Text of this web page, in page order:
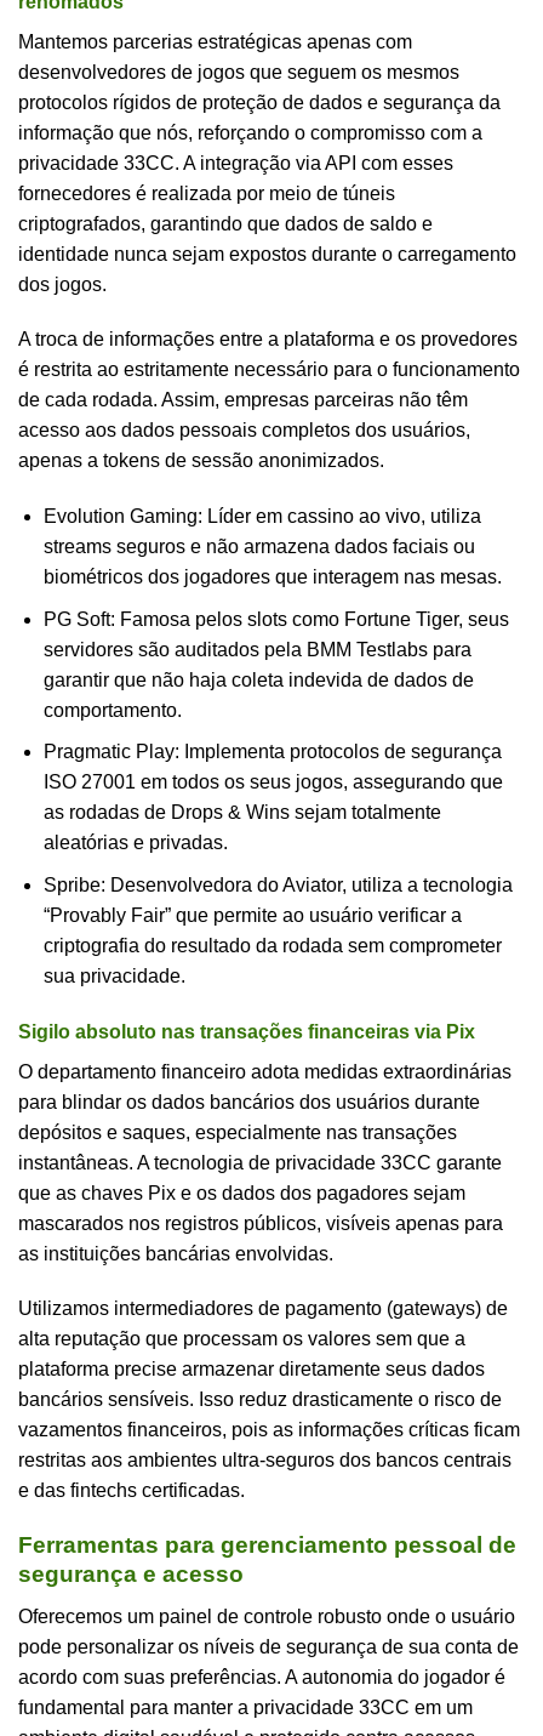
Mantemos parcerias estratégicas apenas com
desenvolvedores de jogos que seguem os mesmos
protocolos rígidos de proteção de dados e segurança da
informação que nós, reforçando o compromisso com a
privacidade 33CC. A integração via API com esses
fornecedores é realizada por meio de túneis
criptografados, garantindo que dados de saldo e
identidade nunca sejam expostos durante o carregamento
dos jogos.
A troca de informações entre a plataforma e os provedores
é restrita ao estritamente necessário para o funcionamento
de cada rodada. Assim, empresas parceiras não têm
acesso aos dados pessoais completos dos usuários,
apenas a tokens de sessão anonimizados.
Evolution Gaming: Líder em cassino ao vivo, utiliza
streams seguros e não armazena dados faciais ou
biométricos dos jogadores que interagem nas mesas.
PG Soft: Famosa pelos slots como Fortune Tiger, seus
servidores são auditados pela BMM Testlabs para
garantir que não haja coleta indevida de dados de
comportamento.
Pragmatic Play: Implementa protocolos de segurança
ISO 27001 em todos os seus jogos, assegurando que
as rodadas de Drops & Wins sejam totalmente
aleatórias e privadas.
Spribe: Desenvolvedora do Aviator, utiliza a tecnologia
“Provably Fair” que permite ao usuário verificar a
criptografia do resultado da rodada sem comprometer
sua privacidade.
Sigilo absoluto nas transações financeiras via Pix
O departamento financeiro adota medidas extraordinárias
para blindar os dados bancários dos usuários durante
depósitos e saques, especialmente nas transações
instantâneas. A tecnologia de privacidade 33CC garante
que as chaves Pix e os dados dos pagadores sejam
mascarados nos registros públicos, visíveis apenas para
as instituições bancárias envolvidas.
Utilizamos intermediadores de pagamento (gateways) de
alta reputação que processam os valores sem que a
plataforma precise armazenar diretamente seus dados
bancários sensíveis. Isso reduz drasticamente o risco de
vazamentos financeiros, pois as informações críticas ficam
restritas aos ambientes ultra-seguros dos bancos centrais
e das fintechs certificadas.
Ferramentas para gerenciamento pessoal de
segurança e acesso
Oferecemos um painel de controle robusto onde o usuário
pode personalizar os níveis de segurança de sua conta de
acordo com suas preferências. A autonomia do jogador é
fundamental para manter a privacidade 33CC em um